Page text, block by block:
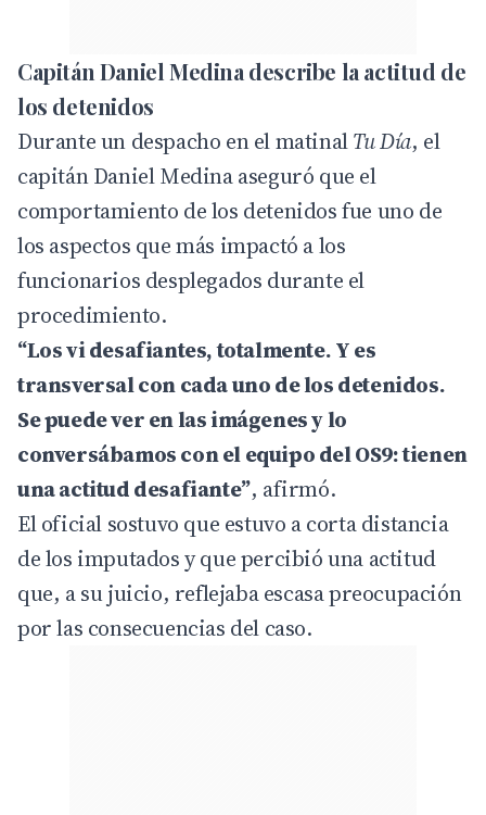
Capitán Daniel Medina describe la actitud de
los detenidos
Durante un despacho en el matinalTu Día, el
capitán Daniel Medina aseguró que el
comportamiento de los detenidos fue uno de
los aspectos que más impactó a los
funcionarios desplegados durante el
procedimiento.
“Los vi desafiantes, totalmente. Y es
transversal con cada uno de los detenidos.
Se puede ver en las imágenes y lo
conversábamos con el equipo del OS9: tienen
una actitud desafiante”, afirmó.
El oficial sostuvo que estuvo a corta distancia
de los imputados y que percibió una actitud
que, a su juicio, reflejaba escasa preocupación
por las consecuencias del caso.